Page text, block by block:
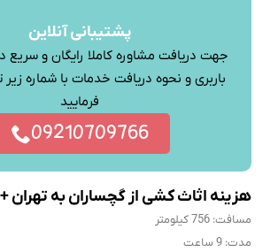
پشتیبانی آنلاین
جهت دریافت مشاوره کاملا رایگان و سریع
باربری و نحوه دریافت خدمات با شماره
فرمایید
09210709766
هزینه اثاث کشی از گچساران به تهران
مسافت: 756 کیلومتر
مدت: 9 ساعت